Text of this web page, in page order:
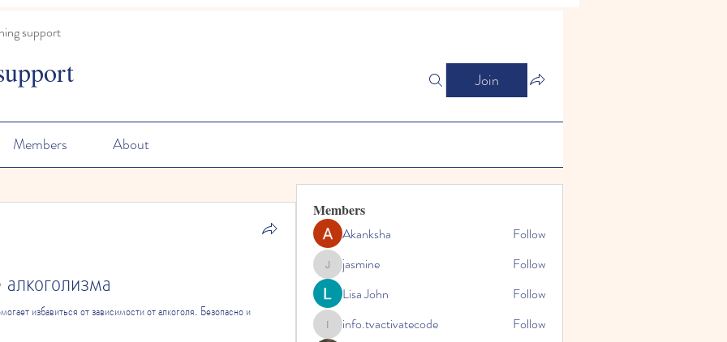
support
Join
Members About
избавиться от зависимости от алкоголя. Безопасно и
Members
Akanksha
Follow
jasminejasmine
Follow
Lisa John
Follow
info.tvactivatecode
info.tvactivatecode
Follow